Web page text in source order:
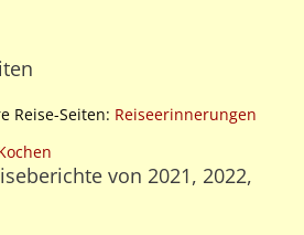
Reise-Seiten: Reiseerinnerungen
von 2021, 2022,